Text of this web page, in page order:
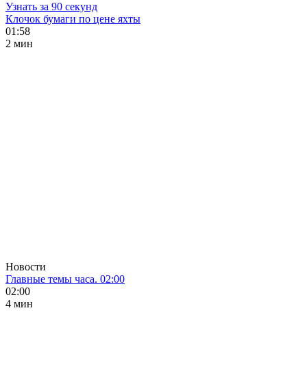
Узнать за 90 секунд
Клочок бумаги по цене яхты
01:58
2 мин
Новости
Главные темы часа. 02:00
02:00
4 мин